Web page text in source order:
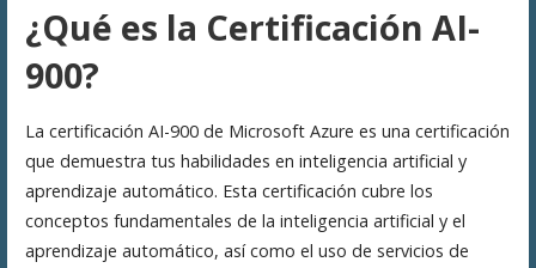
¿Qué es la Certificación AI-
900?
La certificación AI-900 de Microsoft Azure es una certificación
que demuestra tus habilidades en inteligencia artificial y
aprendizaje automático. Esta certificación cubre los
conceptos fundamentales de la inteligencia artificial y el
aprendizaje automático, así como el uso de servicios de